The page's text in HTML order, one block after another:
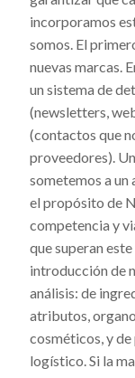
incorporamos
somos. El
nuevas marcas.
un sistema de
(newsletters,
(contactos que
proveedores).
sometemos a un
el propósito de
competencia y
que superan
introducción de
análisis: de
atributos,
cosméticos, y
logístico. Si la